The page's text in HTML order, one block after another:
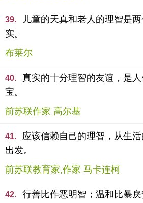
39.
儿童的天真和老人的理智是
实。
布莱尔
40.
真实的十分理智的友谊，是
宝。
前苏联作家 高尔基
41.
应该信赖自己的理智，从生
出发。
前苏联教育家,作家 马卡连柯
42.
行善比作恶明智；温和比暴